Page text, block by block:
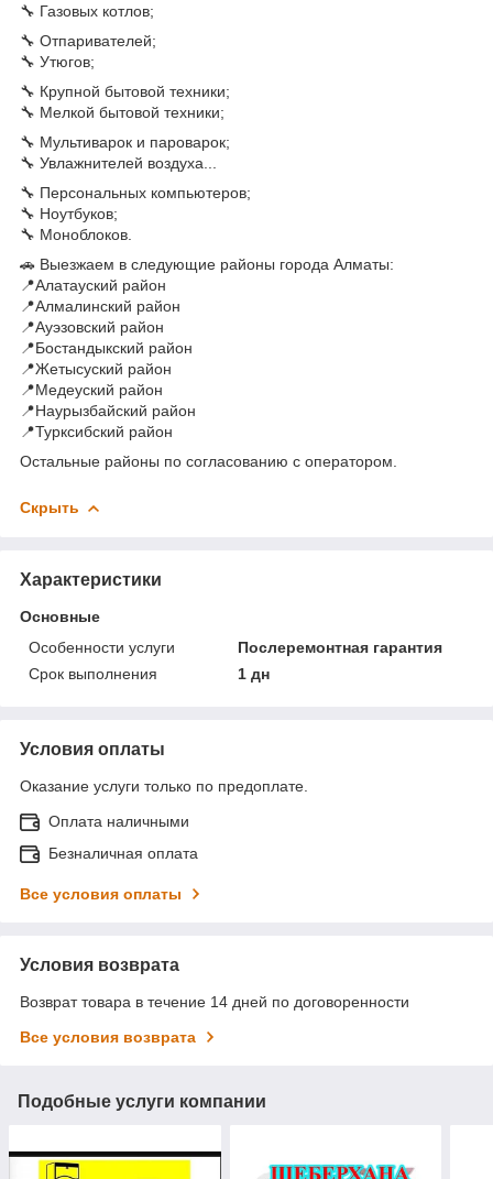
🔧 Газовых котлов;
🔧 Отпаривателей;
🔧 Утюгов;
🔧 Крупной бытовой техники;
🔧 Мелкой бытовой техники;
🔧 Мультиварок и пароварок;
🔧 Увлажнителей воздуха...
🔧 Персональных компьютеров;
🔧 Ноутбуков;
🔧 Моноблоков.
🚗 Выезжаем в следующие районы города Алматы:
📍Алатауский район
📍Алмалинский район
📍Ауэзовский район
📍Бостандыкский район
📍Жетысуский район
📍Медеуский район
📍Наурызбайский район
📍Турксибский район
Остальные районы по согласованию с оператором.
Скрыть
Характеристики
Основные
Особенности услуги
Послеремонтная гарантия
Срок выполнения
1 дн
Условия оплаты
Оказание услуги только по предоплате.
Оплата наличными
Безналичная оплата
Все условия оплаты
Условия возврата
Возврат товара в течение 14 дней по договоренности
Все условия возврата
Подобные услуги компании